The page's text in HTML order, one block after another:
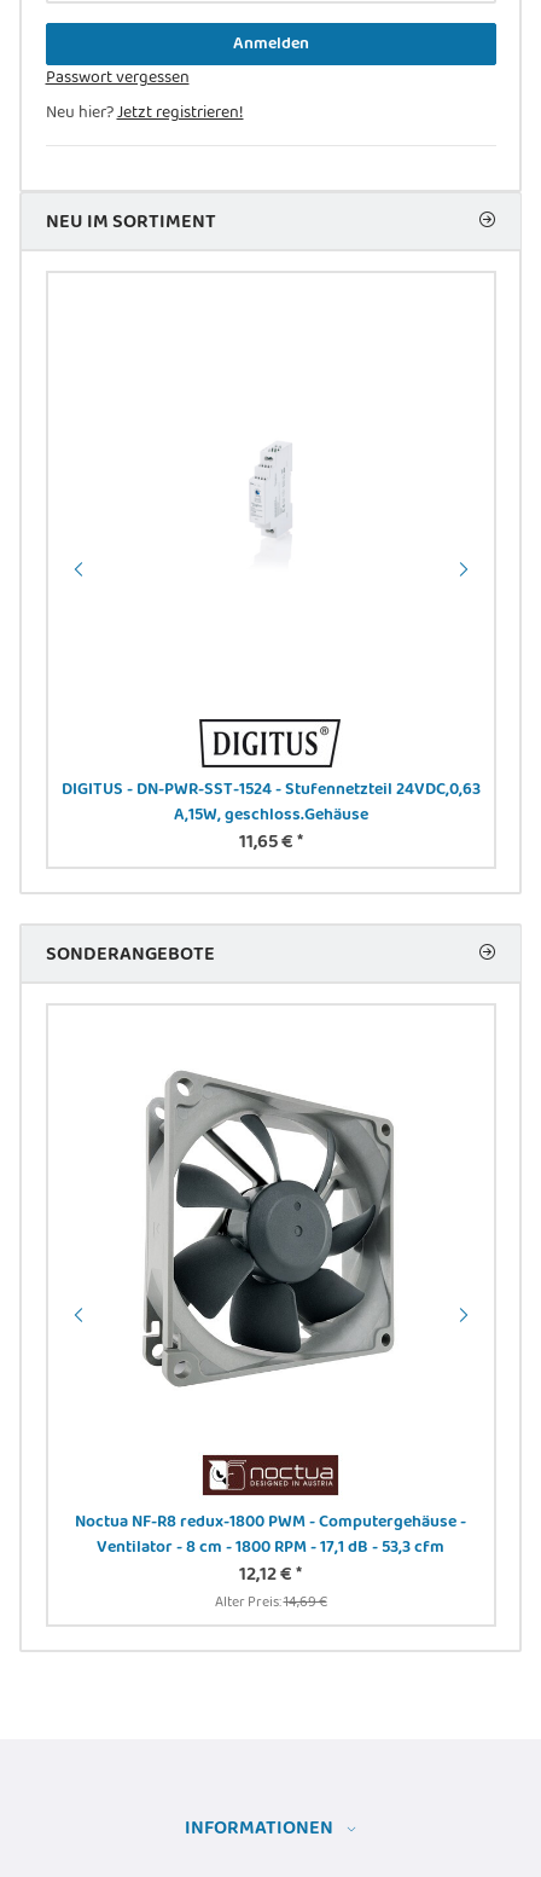
Anmelden
Passwort vergessen
Neu hier?Jetzt registrieren!
NEU IM SORTIMENT
DIGITUS - DN-PWR-SST-1524 - Stufennetzteil 24VDC,0,63
A,15W, geschloss.Gehäuse
11,65 €*
SONDERANGEBOTE
Noctua NF-R8 redux-1800 PWM - Computergehäuse -
Ventilator - 8 cm - 1800 RPM - 17,1 dB - 53,3 cfm
12,12 €*
Alter Preis:14,69 €
INFORMATIONEN